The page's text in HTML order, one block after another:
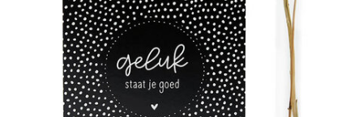
Vorige